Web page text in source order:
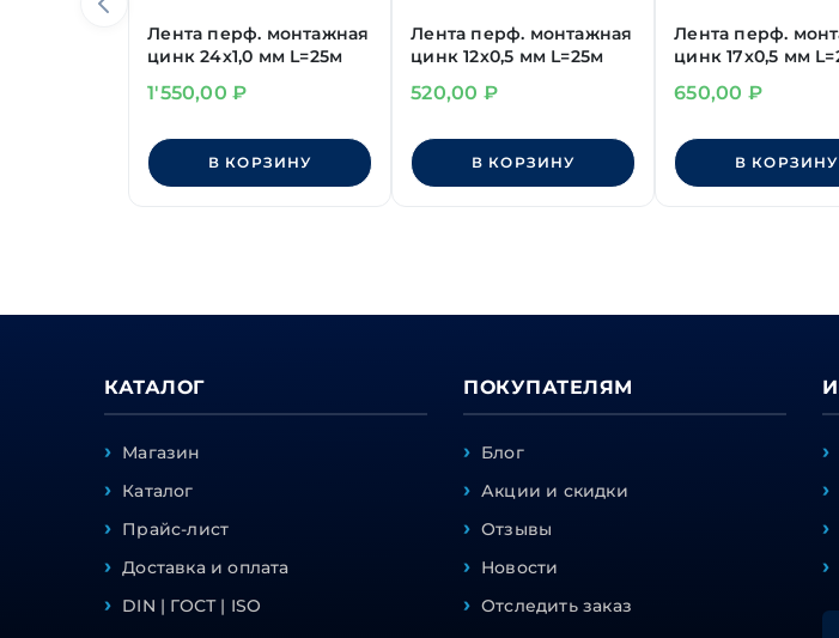
Лента перф. монтажная
цинк 24х1,0 мм L=25м
1'550,00₽
В КОРЗИНУ
Лента перф. монтажная
цинк 12х0,5 мм L=25м
520,00 ₽
В КОРЗИНУ
Лента перф.
цинк 17х0,5 мм
650,00 ₽
В КОРЗИНУ
КАТАЛОГ
Магазин
Каталог
Прайс-лист
Доставка и оплата
DIN | ГОСТ | ISO
ПОКУПАТЕЛЯМ
Блог
Акции и скидки
Отзывы
Новости
Отследить заказ